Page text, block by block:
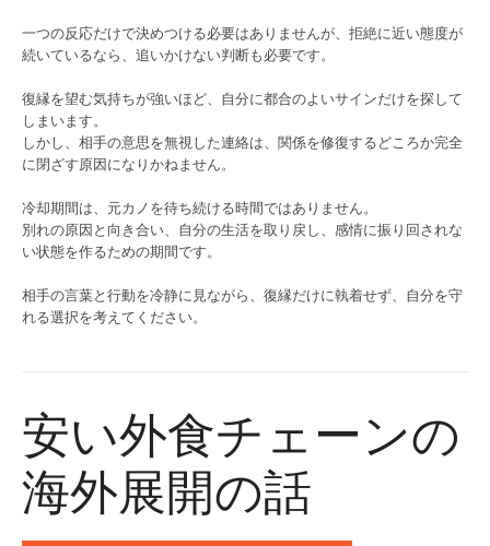
一つの反応だけで決めつける必要はありませんが、拒絶に近い態度が
続いているなら、追いかけない判断も必要です。
復縁を望む気持ちが強いほど、自分に都合のよいサインだけを探して
しまいます。
しかし、相手の意思を無視した連絡は、関係を修復するどころか完全
に閉ざす原因になりかねません。
冷却期間は、元カノを待ち続ける時間ではありません。
別れの原因と向き合い、自分の生活を取り戻し、感情に振り回されな
い状態を作るための期間です。
相手の言葉と行動を冷静に見ながら、復縁だけに執着せず、自分を守
れる選択を考えてください。
安い外食チェーンの
海外展開の話